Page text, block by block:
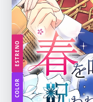
ESTRENO
COLOR